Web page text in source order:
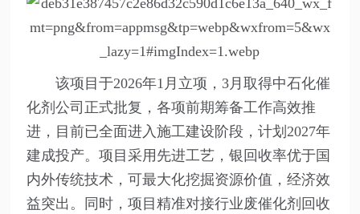
该项目于2026年1月立项，3月取得中石化催
化剂公司正式批复，各项前期筹备工作高效推
进，目前已全面进入施工建设阶段，计划2027年
建成投产。项目采用先进工艺，银回收率优于国
内外传统技术，可最大化挖掘资源价值，经济效
益突出。同时，项目精准对接行业废催化剂回收